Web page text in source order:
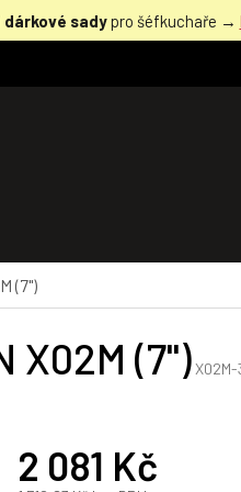
dárkové sadypro šéfkuchaře →
(7")
X02M (7")X02M-
2 081 Kč